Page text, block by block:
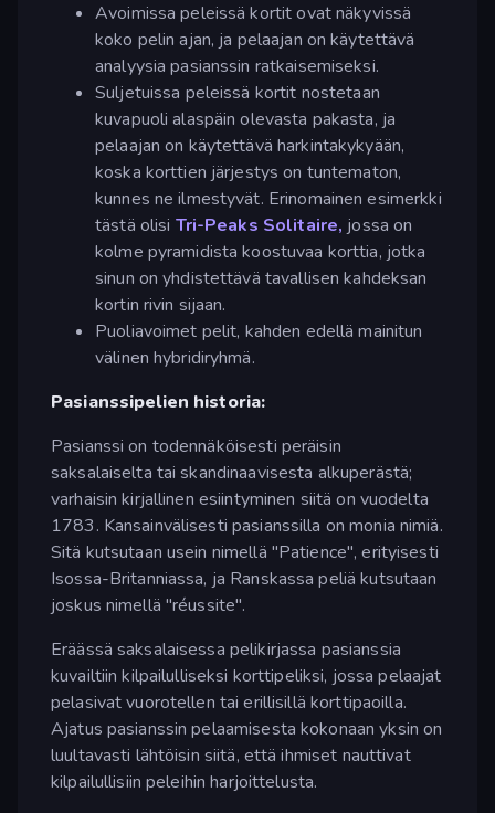
Avoimissa peleissä kortit ovat näkyvissä
koko pelin ajan, ja pelaajan on käytettävä
analyysia pasianssin ratkaisemiseksi.
Suljetuissa peleissä kortit nostetaan
kuvapuoli alaspäin olevasta pakasta, ja
pelaajan on käytettävä harkintakykyään,
koska korttien järjestys on tuntematon,
kunnes ne ilmestyvät. Erinomainen esimerkki
tästä olisi Tri-Peaks Solitaire, jossa on
kolme pyramidista koostuvaa korttia, jotka
sinun on yhdistettävä tavallisen kahdeksan
kortin rivin sijaan.
Puoliavoimet pelit, kahden edellä mainitun
välinen hybridiryhmä.
Pasianssipelien historia:
Pasianssi on todennäköisesti peräisin
saksalaiselta tai skandinaavisesta alkuperästä;
varhaisin kirjallinen esiintyminen siitä on vuodelta
1783. Kansainvälisesti pasianssilla on monia nimiä.
Sitä kutsutaan usein nimellä "Patience", erityisesti
Isossa-Britanniassa, ja Ranskassa peliä kutsutaan
joskus nimellä "réussite".
Eräässä saksalaisessa pelikirjassa pasianssia
kuvailtiin kilpailulliseksi korttipeliksi, jossa pelaajat
pelasivat vuorotellen tai erillisillä korttipaoilla.
Ajatus pasianssin pelaamisesta kokonaan yksin on
luultavasti lähtöisin siitä, että ihmiset nauttivat
kilpailullisiin peleihin harjoittelusta.